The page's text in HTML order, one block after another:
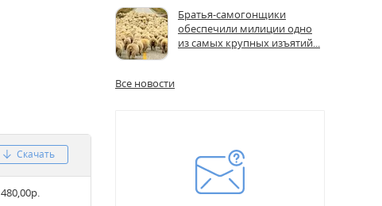
Скачать
480,00р.
Братья-самогонщики
обеспечили милиции одно
из самых крупных изъятий...
Все новости